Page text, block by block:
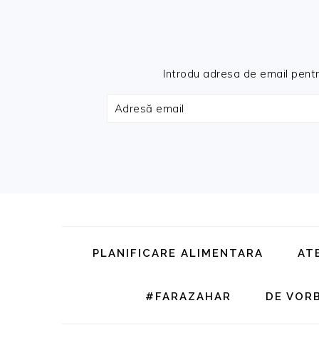
Introdu adresa de email
Adresă
PLANIFICARE ALIMENTARA
#FARAZAHAR DE